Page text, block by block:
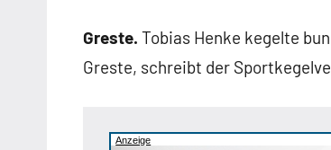
Greste. Tobias Henke kegelte
Greste, schreibt der
Anzeige